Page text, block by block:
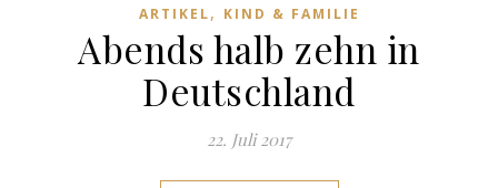
ARTIKEL, KIND & FAMILIE
Abends halb zehn in
Deutschland
22. Juli 2017